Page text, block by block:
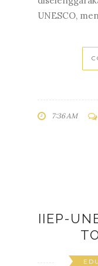
UNESCO,
7:36 AM
IIEP-